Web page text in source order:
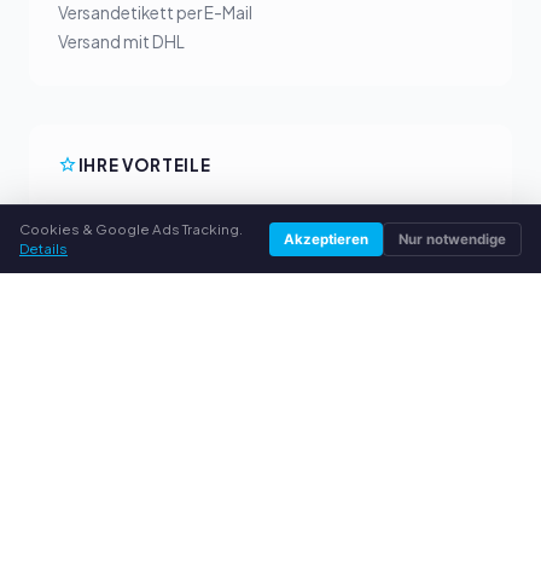
Versandetikett per E-Mail
Versand mit DHL
IHRE VORTEILE
Faire Ankaufpreise
Geld vorab per PayPal
Cookies & Google Ads Tracking.
Details
Akzeptieren Nur notwendige